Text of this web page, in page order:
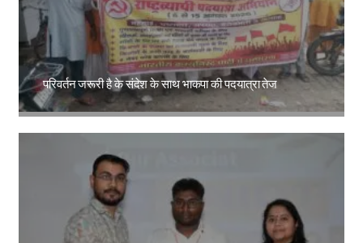
परिवर्तन जरूरी है के संदेश के साथ भाकपा की पदयात्रा तेज
Amit Lekh